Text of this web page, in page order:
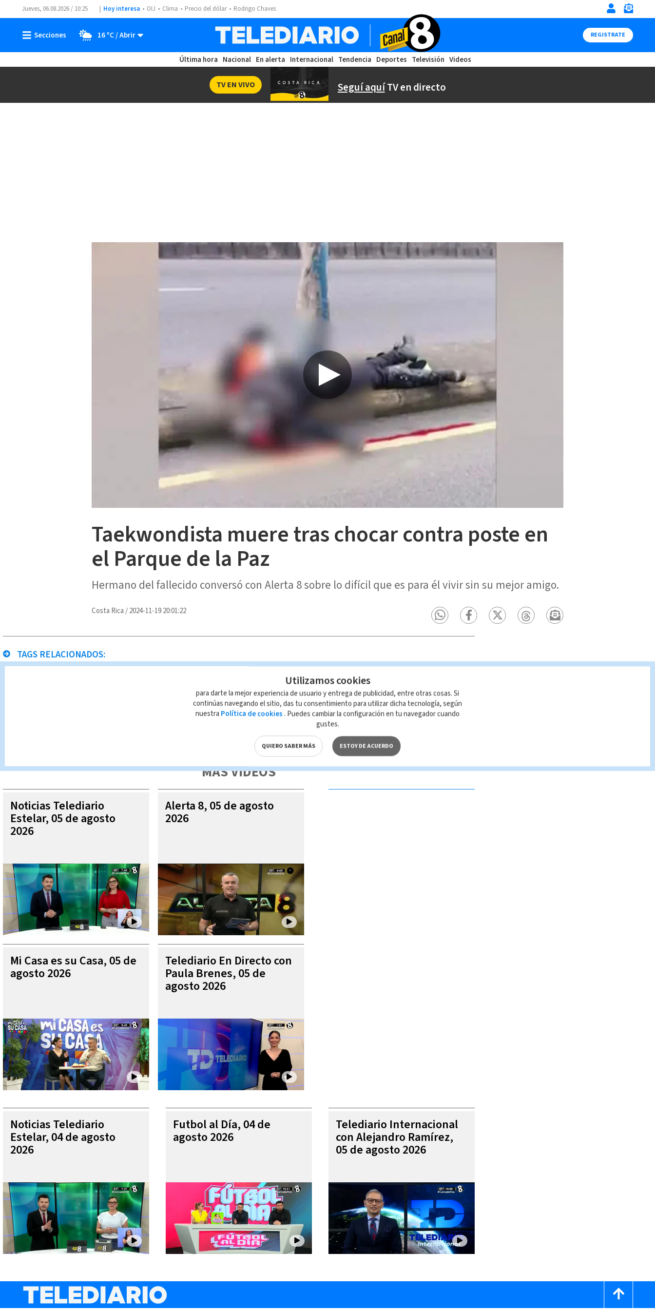
Jueves, 06.08.2026 / 10:25 Hoy interesa OIJ Clima Precio del dólar Rodrigo Chaves
16 ºC REGISTRATE
Última hora Nacional En alerta Internacional Tendencia Deportes Televisión Videos
Seguí aquíTV en directo
TV EN VIVO
Taekwondista muere tras chocar contra poste en
el Parque de la Paz
Hermano del fallecido conversó con Alerta 8 sobre lo difícil que es para él vivir sin su mejor amigo.
Costa Rica /2024-11-19 20:01:22
TAGS RELACIONADOS:
Gustavo Retana Sebastián Durango
Queda prohibida la reproducción total o parcial del contenido de esta página, mismo que es propiedad de TELEDIARIO; su reproducción no
autorizada constituye una infracción y un delito de conformidad con las leyes aplicables.
MÁS VIDEOS
Noticias Telediario
Estelar, 05 de agosto
2026
Alerta 8, 05 de agosto
2026
Mi Casa es su Casa, 05 de
agosto 2026
Telediario En Directo con
Paula Brenes, 05 de
agosto 2026
Noticias Telediario
Estelar, 04 de agosto
2026
Futbol al Día, 04 de
agosto 2026
Telediario Internacional
con Alejandro Ramírez,
05 de agosto 2026
Utilizamos cookies
para darte la mejor experiencia de usuario y entrega de publicidad, entre otras cosas. Si
continúas navegando el sitio, das tu consentimiento para utilizar dicha tecnología, según
nuestra Política de cookies . Puedes cambiar la configuración en tu navegador cuando
gustes.
QUIERO SABER MÁS ESTOY DE ACUERDO